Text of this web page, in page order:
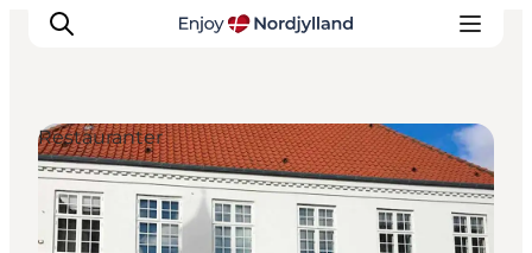
Oplevelser og aktiviteter
Planlæg din tur
Restauranter